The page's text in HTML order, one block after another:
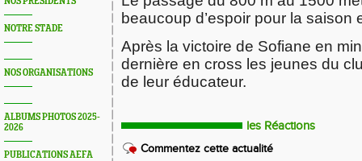
NOTRE STADE
NOS ORGANISATIONS
ALBUMS PHOTOS 2025-
2026
PUBLICATIONS AEFA
beaucoup d’espoir pour la saison
Après la victoire de Sofiane en
dernière en cross les jeunes du
de leur éducateur.
les Réactions
Commentez cette actualité